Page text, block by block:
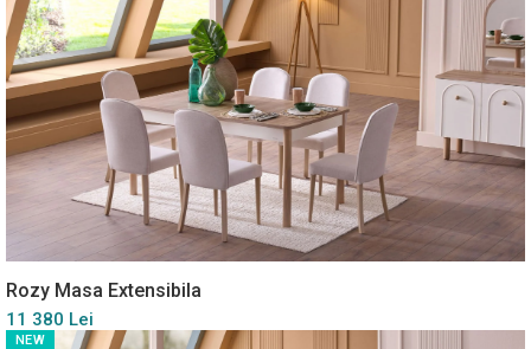
Rozy Masa Extensibila
11 380 Lei
NEW